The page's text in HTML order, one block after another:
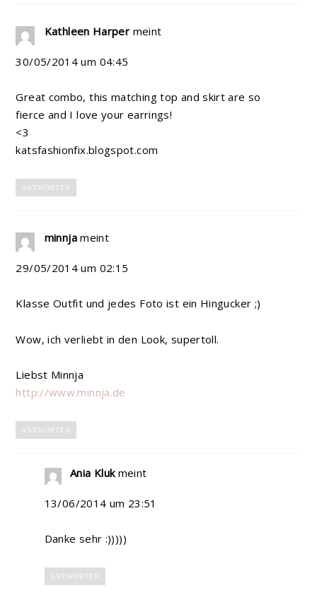
Kathleen Harper meint
30/05/2014 um 04:45
Great combo, this matching top and skirt are so
fierce and I love your earrings!
<3
katsfashionfix.blogspot.com
ANTWORTEN
minnja meint
29/05/2014 um 02:15
Klasse Outfit und jedes Foto ist ein Hingucker ;)
Wow, ich verliebt in den Look, supertoll.
Liebst Minnja
http://www.minnja.de
ANTWORTEN
Ania Kluk meint
13/06/2014 um 23:51
Danke sehr :)))))
ANTWORTEN